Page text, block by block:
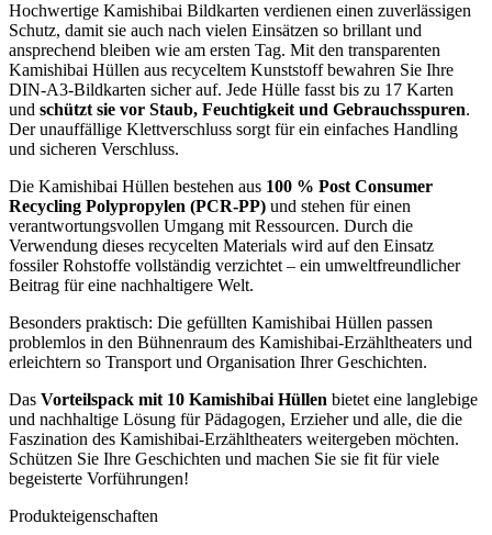
Hochwertige Kamishibai Bildkarten verdienen einen zuverlässigen
Schutz, damit sie auch nach vielen Einsätzen so brillant und
ansprechend bleiben wie am ersten Tag. Mit den transparenten
Kamishibai Hüllen aus recyceltem Kunststoff bewahren Sie Ihre
DIN-A3-Bildkarten sicher auf. Jede Hülle fasst bis zu 17 Karten
und schützt sie vor Staub, Feuchtigkeit und Gebrauchsspuren.
Der unauffällige Klettverschluss sorgt für ein einfaches Handling
und sicheren Verschluss.
Die Kamishibai Hüllen bestehen aus 100 % Post Consumer
Recycling Polypropylen (PCR-PP) und stehen für einen
verantwortungsvollen Umgang mit Ressourcen. Durch die
Verwendung dieses recycelten Materials wird auf den Einsatz
fossiler Rohstoffe vollständig verzichtet – ein umweltfreundlicher
Beitrag für eine nachhaltigere Welt.
Besonders praktisch: Die gefüllten Kamishibai Hüllen passen
problemlos in den Bühnenraum des Kamishibai-Erzähltheaters und
erleichtern so Transport und Organisation Ihrer Geschichten.
Das Vorteilspack mit 10 Kamishibai Hüllen bietet eine langlebige
und nachhaltige Lösung für Pädagogen, Erzieher und alle, die die
Faszination des Kamishibai-Erzähltheaters weitergeben möchten.
Schützen Sie Ihre Geschichten und machen Sie sie fit für viele
begeisterte Vorführungen!
Produkteigenschaften